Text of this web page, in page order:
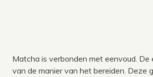
Matcha is verbonden met eenvoud.
van de manier van het bereiden. Deze